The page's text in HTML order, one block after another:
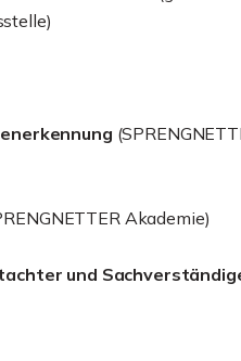
Akademie)
und